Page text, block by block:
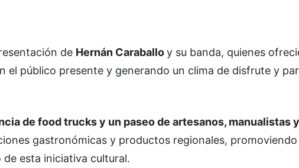
de Hernán Caraballoy su banda, quienes
el público presente y generando un clima de disfrute y
de food trucks y un paseo de artesanos, manualistas y
gastronómicas y productos regionales, promoviendo
esta iniciativa cultural.